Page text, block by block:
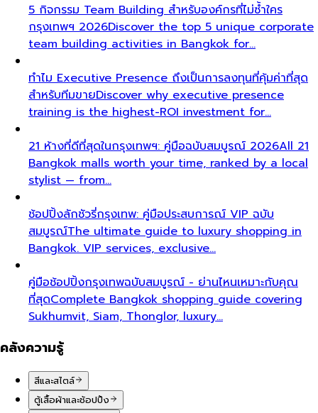
5 กิจกรรม Team Building สำหรับองค์กรที่ไม่ซ้ำใคร
กรุงเทพฯ 2026Discover the top 5 unique corporate
team building activities in Bangkok for…
ทำไม Executive Presence ถึงเป็นการลงทุนที่คุ้มค่าที่สุด
สำหรับทีมขายDiscover why executive presence
training is the highest-ROI investment for…
21 ห้างที่ดีที่สุดในกรุงเทพฯ: คู่มือฉบับสมบูรณ์ 2026All 21
Bangkok malls worth your time, ranked by a local
stylist — from…
ช้อปปิ้งลักชัวรี่กรุงเทพ: คู่มือประสบการณ์ VIP ฉบับ
สมบูรณ์The ultimate guide to luxury shopping in
Bangkok. VIP services, exclusive…
คู่มือช้อปปิ้งกรุงเทพฉบับสมบูรณ์ - ย่านไหนเหมาะกับคุณ
ที่สุดComplete Bangkok shopping guide covering
Sukhumvit, Siam, Thonglor, luxury…
คลังความรู้
สีและสไตล์
ตู้เสื้อผ้าและช้อปปิ้ง